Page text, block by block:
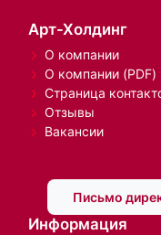
Арт-Холдинг
О компании
О компании (PDF)
Страница
Отзывы
Вакансии
Письмо
Информация